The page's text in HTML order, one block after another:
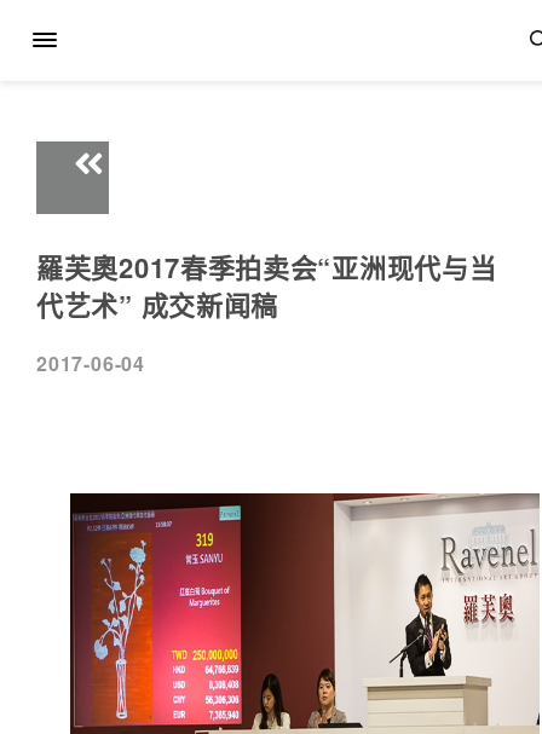
羅芙奧2017春季拍卖会“亚洲现代与当
代艺术” 成交新闻稿
2017-06-04